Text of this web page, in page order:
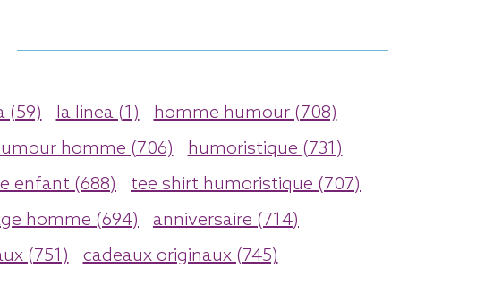
(59) la linea (1)
homme humour (708)
homme (706)
humoristique (731)
enfant (688)
tee shirt humoristique (707)
homme (694)
anniversaire (714)
(751) cadeaux originaux (745)